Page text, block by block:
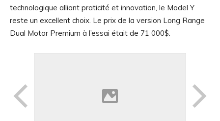
technologique alliant praticité et innovation, le Model Y
reste un excellent choix. Le prix de la version Long Range
Dual Motor Premium à l’essai était de 71 000$.